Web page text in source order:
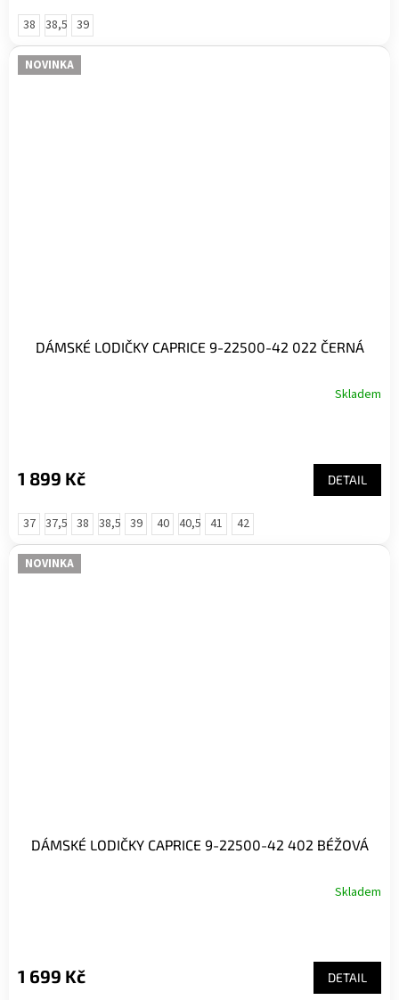
38 38,5 39
NOVINKA
DÁMSKÉ LODIČKY CAPRICE 9-22500-42 022 ČERNÁ
Skladem
1 899 Kč DETAIL
37 37,5 38 38,5 39 40 40,5 41 42
NOVINKA
DÁMSKÉ LODIČKY CAPRICE 9-22500-42 402 BÉŽOVÁ
Skladem
1 699 Kč DETAIL